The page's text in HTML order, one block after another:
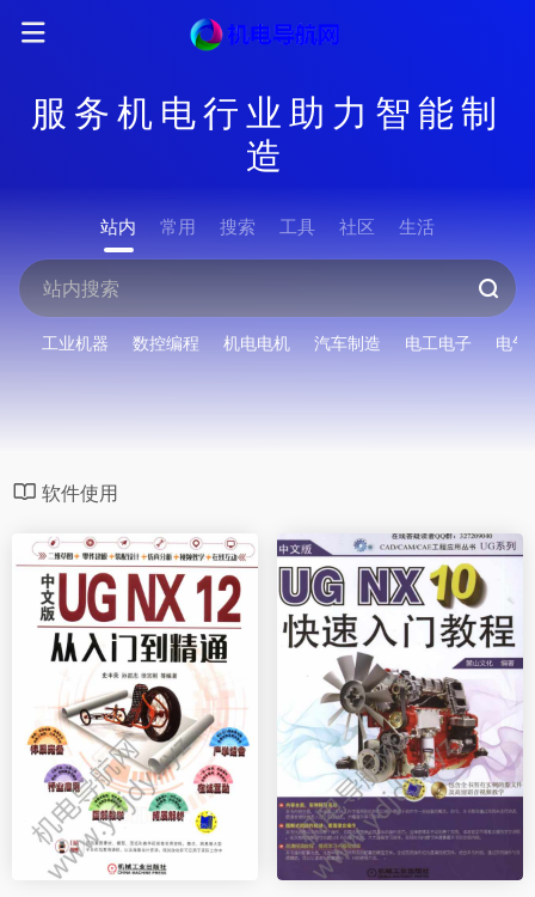
服务机电行业助力智能制
造
站内 常用 搜索 工具 社区 生活
工业机器 数控编程 机电电机 汽车制造 电工电子 电气
软件使用